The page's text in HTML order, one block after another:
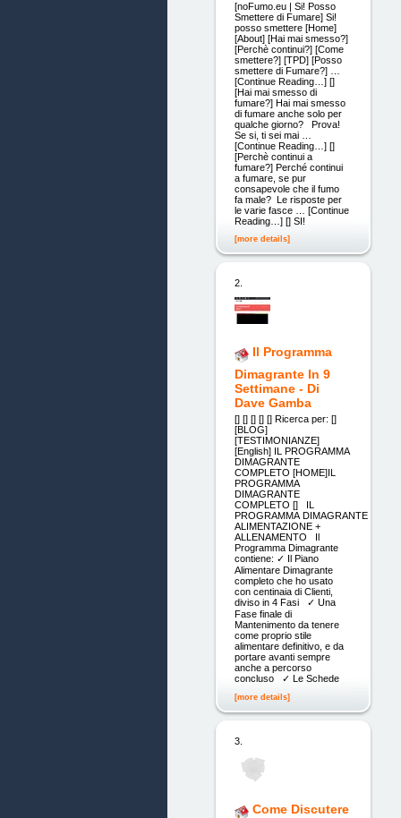
[noFumo.eu | Si! Posso
Smettere di Fumare] Si!
posso smettere [Home]
[About] [Hai mai smesso?]
[Perchè continui?] [Come
smettere?] [TPD] [Posso
smettere di Fumare?] …
[Continue Reading…] []
[Hai mai smesso di
fumare?] Hai mai smesso
di fumare anche solo per
qualche giorno? Prova!
Se si, ti sei mai …
[Continue Reading…] []
[Perchè continui a
fumare?] Perché continui
a fumare, se pur
consapevole che il fumo
fa male? Le risposte per
le varie fasce … [Continue
Reading…] [] SI!
[more details]
2.
Il Programma
Dimagrante In 9
Settimane - Di
Dave Gamba
[] [] [] [] [] Ricerca per: []
[BLOG]
[TESTIMONIANZE]
[English] IL PROGRAMMA
DIMAGRANTE
COMPLETO [HOME]IL
PROGRAMMA
DIMAGRANTE
COMPLETO [] IL
PROGRAMMA DIMAGRANTE
ALIMENTAZIONE +
ALLENAMENTO Il
Programma Dimagrante
contiene: ✓ Il Piano
Alimentare Dimagrante
completo che ho usato
con centinaia di Clienti,
diviso in 4 Fasi ✓ Una
Fase finale di
Mantenimento da tenere
come proprio stile
alimentare definitivo, e da
portare avanti sempre
anche a percorso
concluso ✓ Le Schede
[more details]
3.
Come Discutere